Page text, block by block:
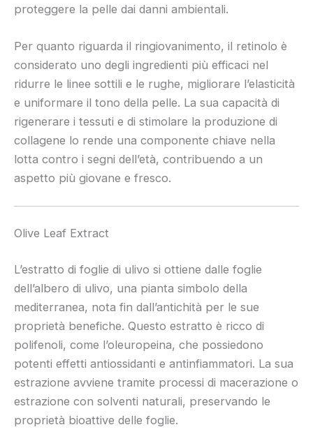
proteggere la pelle dai danni ambientali.
Per quanto riguarda il ringiovanimento, il retinolo è
considerato uno degli ingredienti più efficaci nel
ridurre le linee sottili e le rughe, migliorare l’elasticità
e uniformare il tono della pelle. La sua capacità di
rigenerare i tessuti e di stimolare la produzione di
collagene lo rende una componente chiave nella
lotta contro i segni dell’età, contribuendo a un
aspetto più giovane e fresco.
Olive Leaf Extract
L’estratto di foglie di ulivo si ottiene dalle foglie
dell’albero di ulivo, una pianta simbolo della
mediterranea, nota fin dall’antichità per le sue
proprietà benefiche. Questo estratto è ricco di
polifenoli, come l’oleuropeina, che possiedono
potenti effetti antiossidanti e antinfiammatori. La sua
estrazione avviene tramite processi di macerazione o
estrazione con solventi naturali, preservando le
proprietà bioattive delle foglie.